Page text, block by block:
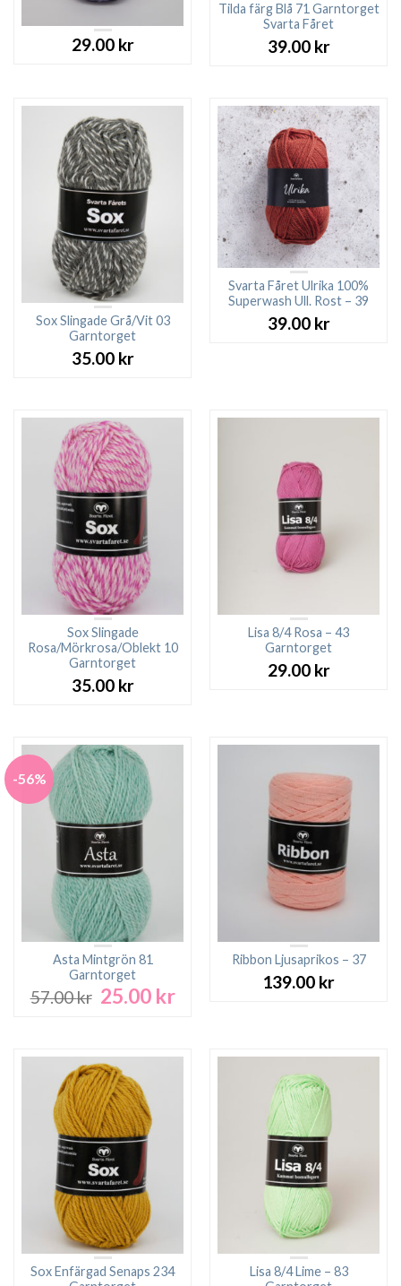
29.00 kr
Tilda färg Blå 71 Garntorget
Svarta Fåret
39.00 kr
Sox Slingade Grå/Vit 03
Garntorget
35.00 kr
Svarta Fåret Ulrika 100%
Superwash Ull. Rost – 39
39.00 kr
Sox Slingade
Rosa/Mörkrosa/Oblekt 10
Garntorget
35.00 kr
Lisa 8/4 Rosa – 43
Garntorget
29.00 kr
-56%
Asta Mintgrön 81
Garntorget
57.00kr Det
57.00 kr.
25.00 krDet
25.00 kr.
Ribbon Ljusaprikos – 37
139.00 kr
Sox Enfärgad Senaps 234
Lisa 8/4 Lime – 83